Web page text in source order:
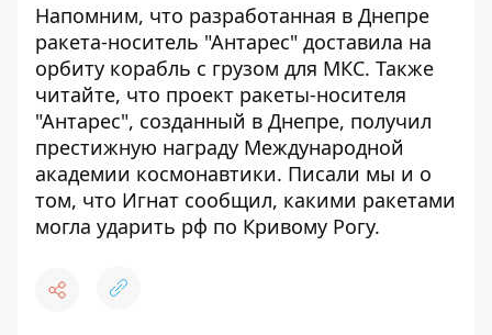
Напомним, что разработанная в Днепре
ракета-носитель "Антарес" доставила на
орбиту корабль с грузом для МКС. Также
читайте, что проект ракеты-носителя
"Антарес", созданный в Днепре, получил
престижную награду Международной
академии космонавтики. Писали мы и о
том, что Игнат сообщил, какими ракетами
могла ударить рф по Кривому Рогу.